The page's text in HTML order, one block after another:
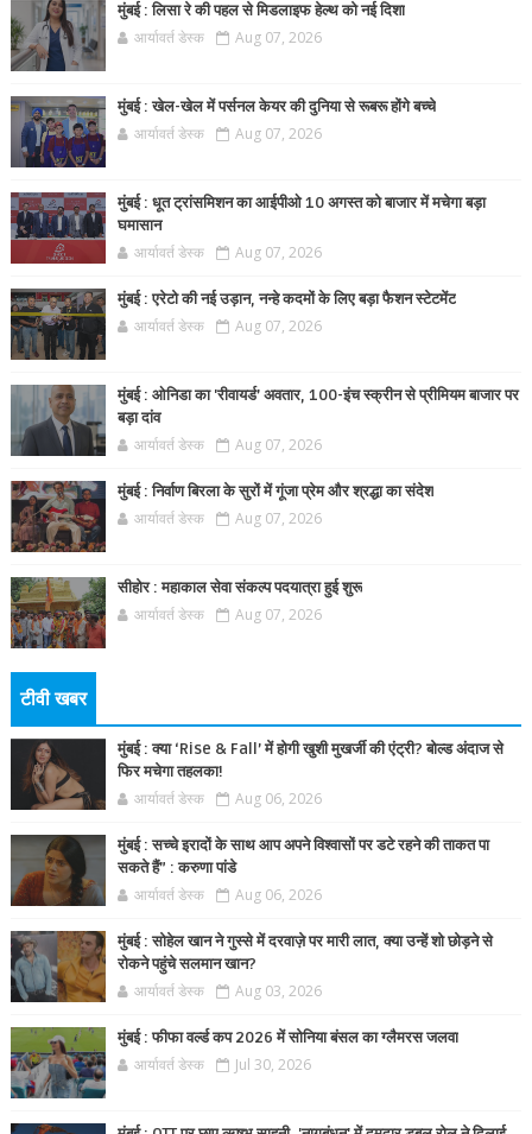
मुंबई : लिसा रे की पहल से मिडलाइफ हेल्थ को नई दिशा
आर्यावर्त डेस्क Aug 07, 2026
मुंबई : खेल-खेल में पर्सनल केयर की दुनिया से रूबरू होंगे बच्चे
आर्यावर्त डेस्क Aug 07, 2026
मुंबई : धूत ट्रांसमिशन का आईपीओ 10 अगस्त को बाजार में मचेगा बड़ा
घमासान
आर्यावर्त डेस्क Aug 07, 2026
मुंबई : एरेटो की नई उड़ान, नन्हे कदमों के लिए बड़ा फैशन स्टेटमेंट
आर्यावर्त डेस्क Aug 07, 2026
मुंबई : ओनिडा का 'रीवायर्ड’ अवतार, 100-इंच स्क्रीन से प्रीमियम बाजार पर
बड़ा दांव
आर्यावर्त डेस्क Aug 07, 2026
मुंबई : निर्वाण बिरला के सुरों में गूंजा प्रेम और श्रद्धा का संदेश
आर्यावर्त डेस्क Aug 07, 2026
सीहोर : महाकाल सेवा संकल्प पदयात्रा हुई शुरू
आर्यावर्त डेस्क Aug 07, 2026
टीवी खबर
मुंबई : क्या ‘Rise & Fall’ में होगी खुशी मुखर्जी की एंट्री? बोल्ड अंदाज से
फिर मचेगा तहलका!
आर्यावर्त डेस्क Aug 06, 2026
मुंबई : सच्चे इरादों के साथ आप अपने विश्वासों पर डटे रहने की ताकत पा
सकते हैं” : करुणा पांडे
आर्यावर्त डेस्क Aug 06, 2026
मुंबई : सोहेल खान ने गुस्से में दरवाज़े पर मारी लात, क्या उन्हें शो छोड़ने से
रोकने पहुंचे सलमान खान?
आर्यावर्त डेस्क Aug 03, 2026
मुंबई : फीफा वर्ल्ड कप 2026 में सोनिया बंसल का ग्लैमरस जलवा
आर्यावर्त डेस्क Jul 30, 2026